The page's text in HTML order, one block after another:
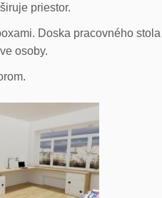
priestor.
Doska pracovného
osoby.